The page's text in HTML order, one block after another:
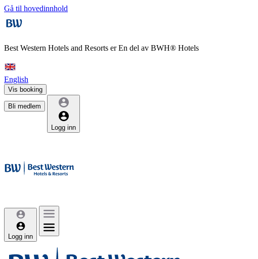
Gå til hovedinnhold
Best Western Hotels and Resorts erEn del av BWH® Hotels
English
Vis booking
Bli medlem
Logg inn
Logg inn